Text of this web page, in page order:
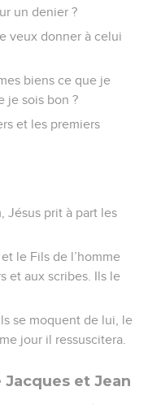
un denier ?
veux donner à celui
biens ce que je
je sois bon ?
et les premiers
Jésus prit à part les
le Fils de l’homme
et aux scribes. Ils le
se moquent de lui, le
jour il ressuscitera.
et Jean